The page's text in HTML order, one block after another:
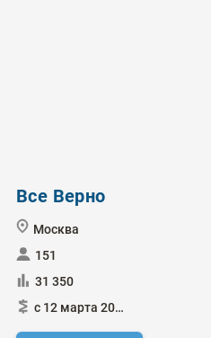
Все Верно
Москва
151
31 350
с 12 марта 2018